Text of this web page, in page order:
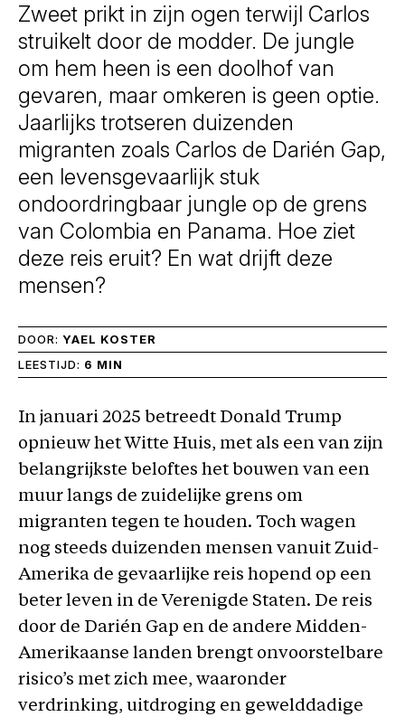
Zweet prikt in zijn ogen terwijl Carlos
struikelt door de modder. De jungle
om hem heen is een doolhof van
gevaren, maar omkeren is geen optie.
Jaarlijks trotseren duizenden
migranten zoals Carlos de Darién Gap,
een levensgevaarlijk stuk
ondoordringbaar jungle op de grens
van Colombia en Panama. Hoe ziet
deze reis eruit? En wat drijft deze
mensen?
DOOR: YAEL KOSTER
LEESTIJD: 6 MIN
In januari 2025 betreedt Donald Trump
opnieuw het Witte Huis, met als een van zijn
belangrijkste beloftes het bouwen van een
muur langs de zuidelijke grens om
migranten tegen te houden. Toch wagen
nog steeds duizenden mensen vanuit Zuid-
Amerika de gevaarlijke reis hopend op een
beter leven in de Verenigde Staten. De reis
door de Darién Gap en de andere Midden-
Amerikaanse landen brengt onvoorstelbare
risico’s met zich mee, waaronder
verdrinking, uitdroging en gewelddadige